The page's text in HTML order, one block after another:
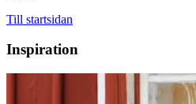
Till startsidan
Inspiration